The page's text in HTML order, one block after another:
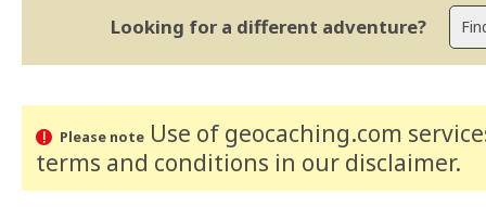
Looking for a different adventure?
Please noteUse of geocaching.com
terms and conditions in our disclaimer.